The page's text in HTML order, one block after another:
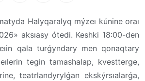
Halyqaralyq mýzeı kúnine oraı
aksıasy ótedi. Keshki 18:00-den
qala turǵyndary men qonaqtary
tegin tamashalap, kvestterge,
teatrlandyrylǵan ekskýrsıalarǵa,